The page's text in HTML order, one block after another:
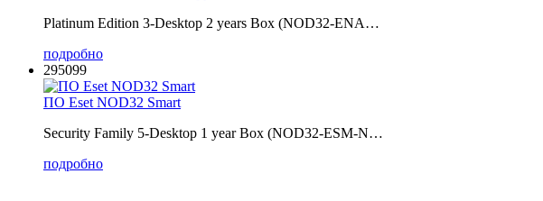
Platinum Edition 3-Desktop 2 years Box (NOD32-ENA…
подробно
295099
ПО Eset NOD32 Smart
Security Family 5-Desktop 1 year Box (NOD32-ESM-N…
подробно